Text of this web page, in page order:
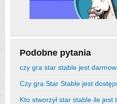
Podobne pytania
czy gra star stable jest
Czy gra Star Stable jest
Kto stworzył star stable ile